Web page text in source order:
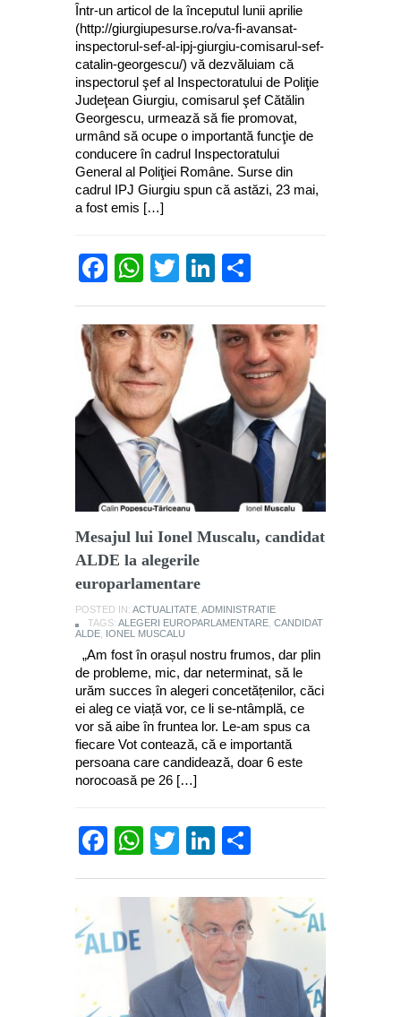
Într-un articol de la începutul lunii aprilie
(http://giurgiupesurse.ro/va-fi-avansat-
inspectorul-sef-al-ipj-giurgiu-comisarul-sef-
catalin-georgescu/) vă dezvăluiam că
inspectorul şef al Inspectoratului de Poliţie
Judeţean Giurgiu, comisarul şef Cătălin
Georgescu, urmează să fie promovat,
urmând să ocupe o importantă funcţie de
conducere în cadrul Inspectoratului
General al Poliţiei Române. Surse din
cadrul IPJ Giurgiu spun că astăzi, 23 mai,
a fost emis […]
Facebook
WhatsApp
TwitterLinkedIn
Mesajul lui Ionel Muscalu, candidat
ALDE la alegerile
europarlamentare
POSTED IN: ACTUALITATE ADMINISTRATIE
TAGS: ALEGERI EUROPARLAMENTARE CANDIDAT
ALDE IONEL MUSCALU
„Am fost în orașul nostru frumos, dar plin
de probleme, mic, dar neterminat, să le
urăm succes în alegeri concetățenilor, căci
ei aleg ce viață vor, ce li se-ntâmplă, ce
vor să aibe în fruntea lor. Le-am spus ca
fiecare Vot contează, că e importantă
persoana care candidează, doar 6 este
norocoasă pe 26 […]
Facebook
WhatsApp
TwitterLinkedIn